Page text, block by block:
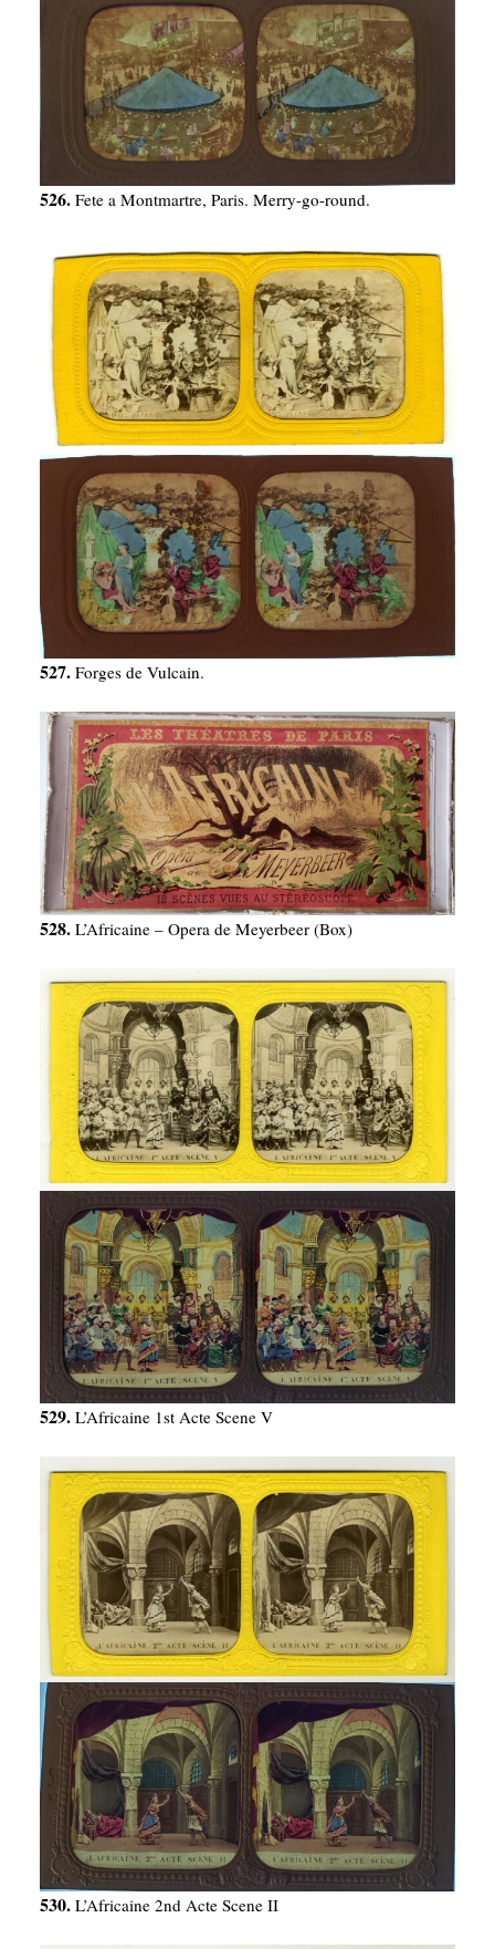
526. Fete a Montmartre, Paris. Merry-go-round.
527. Forges de Vulcain.
528. L’Africaine – Opera de Meyerbeer (Box)
529. L’Africaine 1st Acte Scene V
530. L’Africaine 2nd Acte Scene II